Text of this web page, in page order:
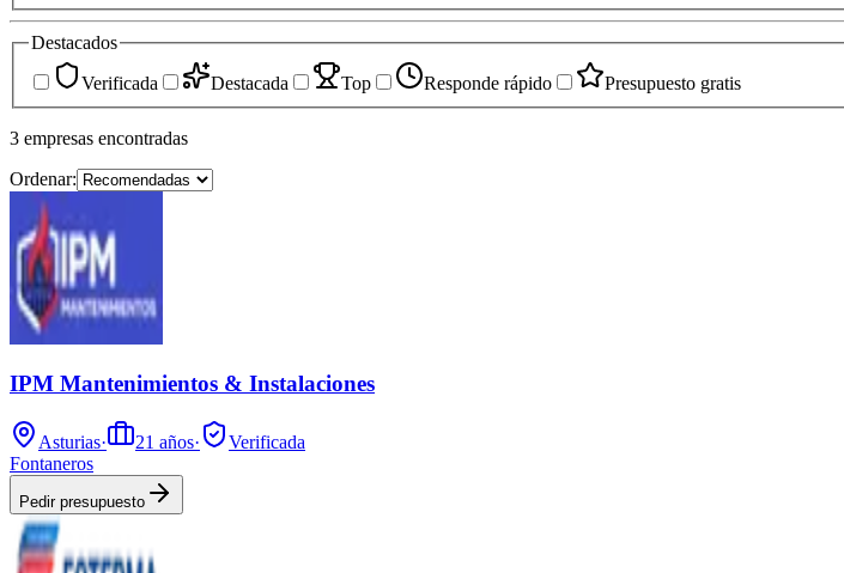
Destacados
Verificada
Destacada Top Responde rápido Presupuesto gratis
3 empresas encontradas
Ordenar:
IPM Mantenimientos & Instalaciones
Asturias· 21 años·
Verificada
Fontaneros
Pedir presupuesto